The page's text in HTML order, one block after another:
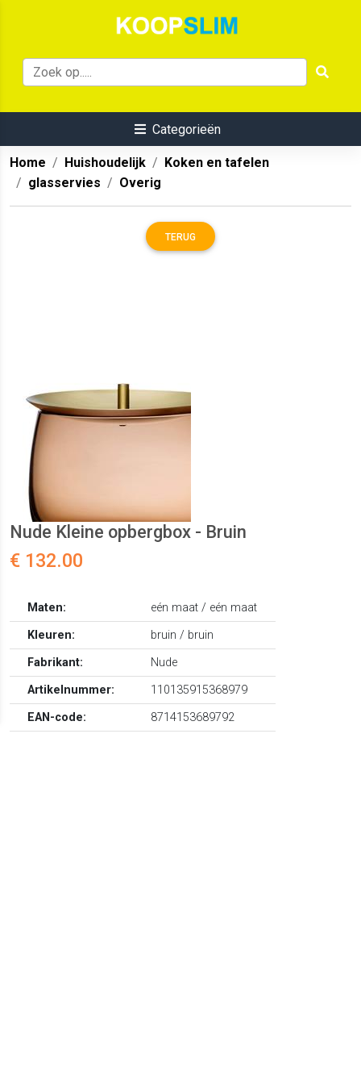
Categorieën
Home Huishoudelijk
Koken en tafelen
glasservies
Overig
TERUG
Nude Kleine opbergbox - Bruin
€ 132.00
Maten:
eén maat / eén maat
Kleuren:
bruin / bruin
Fabrikant:
Nude
Artikelnummer:
110135915368979
EAN-code:
8714153689792